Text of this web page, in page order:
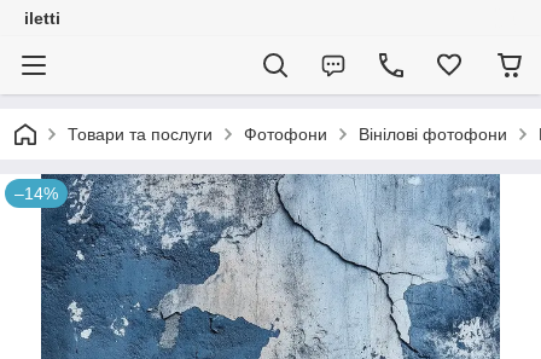
iletti
Товари та послуги Фотофони Вінілові фотофони
–14%